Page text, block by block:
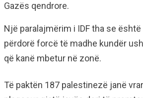
Gazës qendrore.
Një paralajmërim i IDF tha se
përdorë forcë të madhe kundër
që kanë mbetur në zonë.
Të paktën 187 palestinezë janë